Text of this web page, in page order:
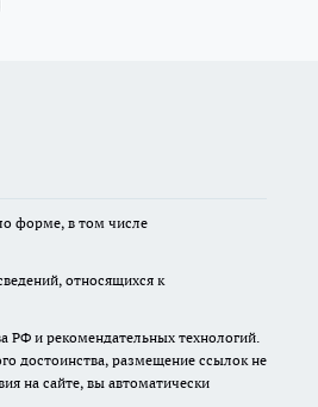
форме, в том числе
относящихся к
РФ и рекомендательных технологий.
достоинства, размещение ссылок не
на сайте, вы автоматически